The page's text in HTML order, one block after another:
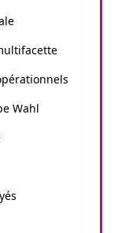
Wahl